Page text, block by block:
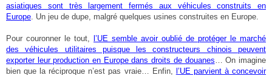
asiatiques sont très largement fermés aux véhicules construits en
Europe . Un jeu de dupe, malgré quelques usines construites en Europe.
Pour couronner le tout,
l’UE semble avoir oublié de protéger le marché
des véhicules utilitaires puisque les constructeurs chinois peuvent
exporter leur production en Europe dans droits de douanes … On imagine
bien que la réciproque n’est pas vraie… Enfin,
l’UE parvient à concevoir